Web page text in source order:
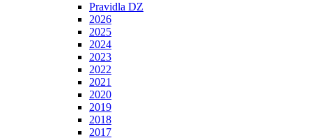
Pravidla DZ
2026
2025
2024
2023
2022
2021
2020
2019
2018
2017